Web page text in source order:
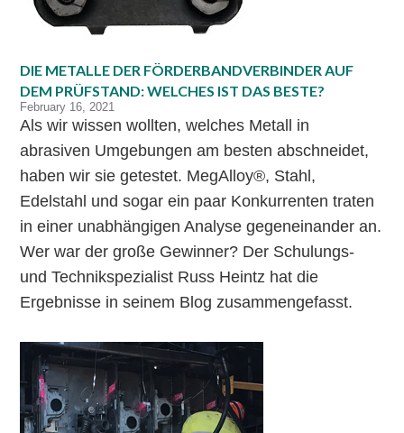
DIE METALLE DER FÖRDERBANDVERBINDER AUF
DEM PRÜFSTAND: WELCHES IST DAS BESTE?
February 16, 2021
Als wir wissen wollten, welches Metall in
abrasiven Umgebungen am besten abschneidet,
haben wir sie getestet. MegAlloy®, Stahl,
Edelstahl und sogar ein paar Konkurrenten traten
in einer unabhängigen Analyse gegeneinander an.
Wer war der große Gewinner? Der Schulungs-
und Technikspezialist Russ Heintz hat die
Ergebnisse in seinem Blog zusammengefasst.